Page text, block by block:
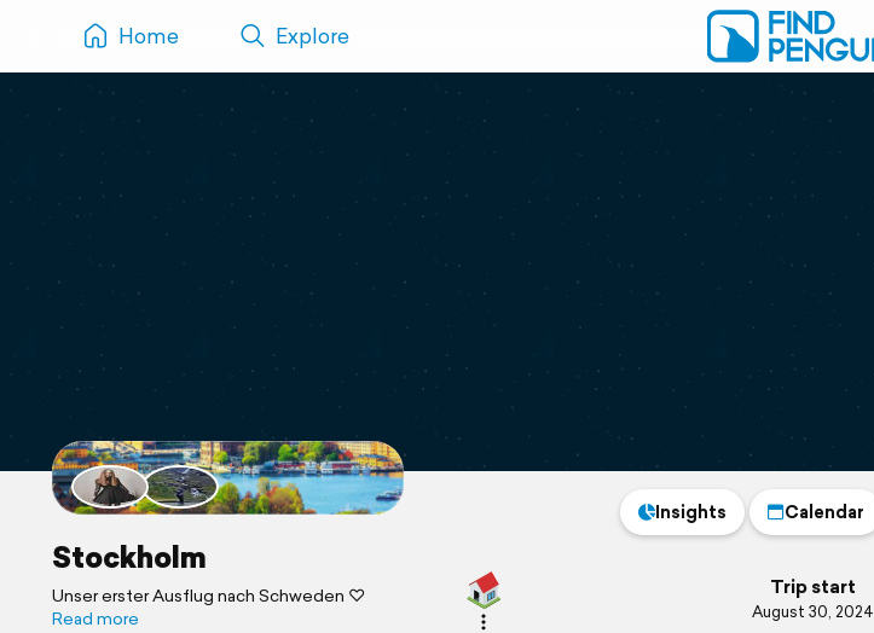
Home Explore
Stockholm
Unser erster Ausflug nach Schweden ♡
Read more
Insights Calendar
Trip start
August 30, 2024